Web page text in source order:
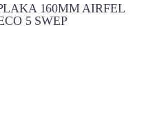
160MM AIRFEL
5 SWEP